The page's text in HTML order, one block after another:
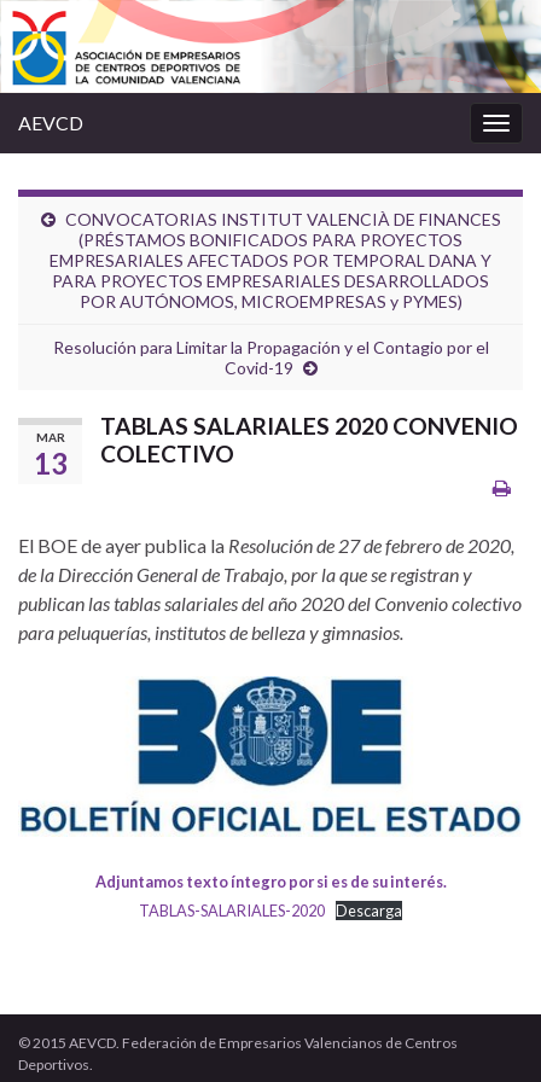
la
AEVCD
CONVOCATORIAS INSTITUT VALENCIÀ DE FINANCES
(PRÉSTAMOS BONIFICADOS PARA PROYECTOS
EMPRESARIALES AFECTADOS POR TEMPORAL DANA Y
PARA PROYECTOS EMPRESARIALES DESARROLLADOS
POR AUTÓNOMOS, MICROEMPRESAS y PYMES)
Resolución para Limitar la Propagación y el Contagio por el
Covid-19
MAR
13
TABLAS SALARIALES 2020 CONVENIO
COLECTIVO
El BOE de ayer publica la Resolución de 27 de febrero de 2020,
de la Dirección General de Trabajo, por la que se registran y
publican las tablas salariales del año 2020 del Convenio colectivo
para peluquerías, institutos de belleza y gimnasios.
Adjuntamos texto íntegro por si es de su interés.
TABLAS-SALARIALES-2020 Descarga
© 2015 AEVCD. Federación de Empresarios Valencianos de Centros
Deportivos.